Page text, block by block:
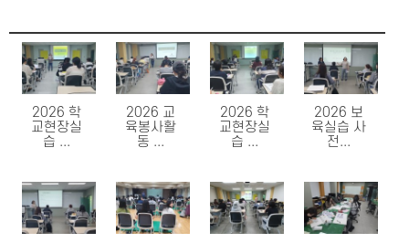
2026 학
교현장실
습 ...
2026 교
육봉사활
동 ...
2026 학
교현장실
습 ...
2026 보
육실습 사
전...